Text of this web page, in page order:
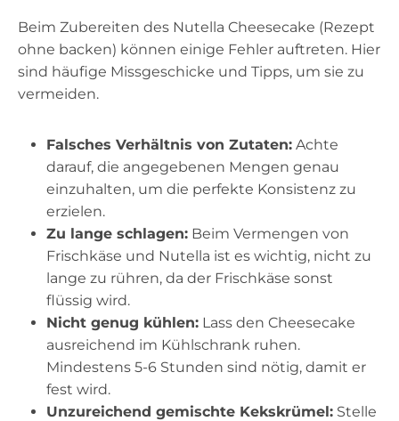
Beim Zubereiten des Nutella Cheesecake (Rezept
ohne backen) können einige Fehler auftreten. Hier
sind häufige Missgeschicke und Tipps, um sie zu
vermeiden.
Falsches Verhältnis von Zutaten: Achte
darauf, die angegebenen Mengen genau
einzuhalten, um die perfekte Konsistenz zu
erzielen.
Zu lange schlagen: Beim Vermengen von
Frischkäse und Nutella ist es wichtig, nicht zu
lange zu rühren, da der Frischkäse sonst
flüssig wird.
Nicht genug kühlen: Lass den Cheesecake
ausreichend im Kühlschrank ruhen.
Mindestens 5-6 Stunden sind nötig, damit er
fest wird.
Unzureichend gemischte Kekskrümel: Stelle